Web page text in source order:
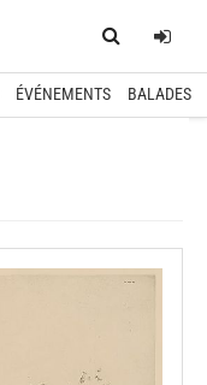
ÉVÉNEMENTS BALADES